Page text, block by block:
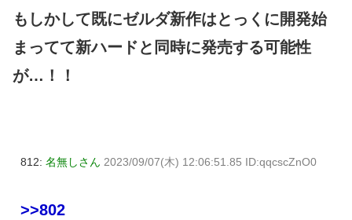
もしかして既にゼルダ新作はとっくに開発始
まってて新ハードと同時に発売する可能性
が…！！
812: 名無しさん 2023/09/07(木) 12:06:51.85 ID:qqcscZnO0
>>802